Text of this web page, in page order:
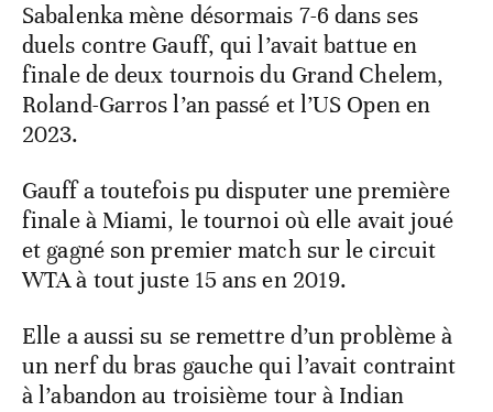
Sabalenka mène désormais 7-6 dans ses
duels contre Gauff, qui l’avait battue en
finale de deux tournois du Grand Chelem,
Roland-Garros l’an passé et l’US Open en
2023.
Gauff a toutefois pu disputer une première
finale à Miami, le tournoi où elle avait joué
et gagné son premier match sur le circuit
WTA à tout juste 15 ans en 2019.
Elle a aussi su se remettre d’un problème à
un nerf du bras gauche qui l’avait contraint
à l’abandon au troisième tour à Indian